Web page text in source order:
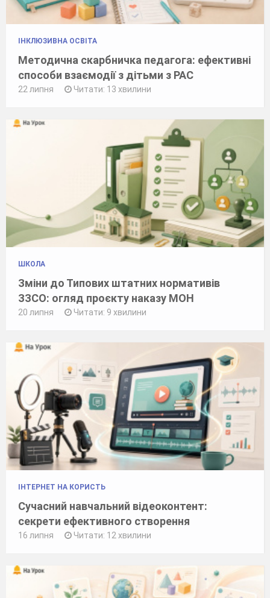
ІНКЛЮЗИВНА ОСВІТА
Методична скарбничка педагога: ефективні
способи взаємодії з дітьми з РАС
22 липня Читати: 13 хвилини
ШКОЛА
Зміни до Типових штатних нормативів
ЗЗСО: огляд проєкту наказу МОН
20 липня Читати: 9 хвилини
ІНТЕРНЕТ НА КОРИСТЬ
Сучасний навчальний відеоконтент:
секрети ефективного створення
16 липня Читати: 12 хвилини